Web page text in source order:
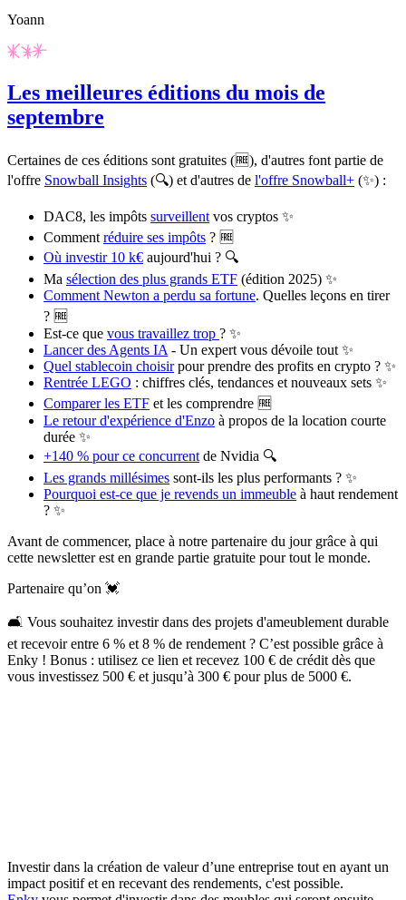
Yoann
Les meilleures éditions du mois de
septembre
Certaines de ces éditions sont gratuites (🆓), d'autres font partie de
l'offre Snowball Insights (🔍) et d'autres de l'offre Snowball+ (✨) :
DAC8, les impôts surveillent vos cryptos ✨
Comment réduire ses impôts ? 🆓
Où investir 10 k€ aujourd'hui ? 🔍
Ma sélection des plus grands ETF (édition 2025) ✨
Comment Newton a perdu sa fortune. Quelles leçons en tirer
? 🆓
Est-ce que vous travaillez trop ? ✨
Lancer des Agents IA - Un expert vous dévoile tout ✨
Quel stablecoin choisirpour prendre des profits en crypto ? ✨
Rentrée LEGO : chiffres clés, tendances et nouveaux sets ✨
Comparer les ETF et les comprendre 🆓
Le retour d'expérience d'Enzo à propos de la location courte
durée ✨
+140 % pour ce concurrent de Nvidia 🔍
Les grands millésimes sont-ils les plus performants ? ✨
Pourquoi est-ce que je revends un immeuble à haut rendement
? ✨
Avant de commencer, place à notre partenaire du jour grâce à qui
cette newsletter est en grande partie gratuite pour tout le monde.
Partenaire qu’on 💓
🛋️ Vous souhaitez investir dans des projets d'ameublement durable
et recevoir entre 6 % et 8 % de rendement ? C’est possible grâce à
Enky ! Bonus : utilisez ce lien et recevez 100 € de crédit dès que
vous investissez 500 € et jusqu’à 300 € pour plus de 5000 €.
Investir dans la création de valeur d’une entreprise tout en ayant un
impact positif et en recevant des rendements, c'est possible.